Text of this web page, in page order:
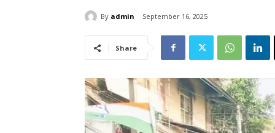
By admin September 16, 2025
Share